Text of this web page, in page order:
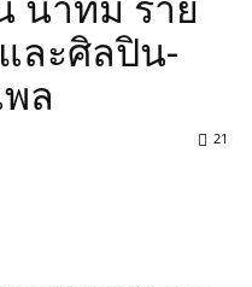
นำทีม ราย
ละศิลปิน-
ล
21